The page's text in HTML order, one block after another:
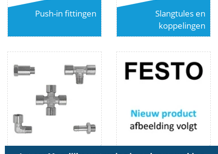
Push-in fittingen
Slangtules en
koppelingen